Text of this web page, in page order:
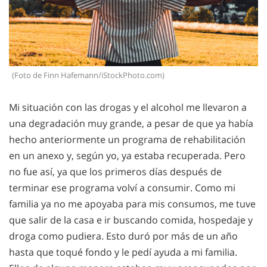
(Foto de Finn Hafemann/iStockPhoto.com)
Mi situación con las drogas y el alcohol me llevaron a
una degradación muy grande, a pesar de que ya había
hecho anteriormente un programa de rehabilitación
en un anexo y, según yo, ya estaba recuperada. Pero
no fue así, ya que los primeros días después de
terminar ese programa volví a consumir. Como mi
familia ya no me apoyaba para mis consumos, me tuve
que salir de la casa e ir buscando comida, hospedaje y
droga como pudiera. Esto duró por más de un año
hasta que toqué fondo y le pedí ayuda a mi familia.